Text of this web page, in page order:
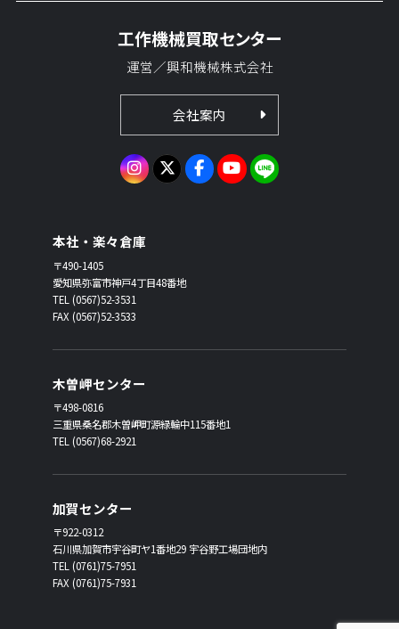
工作機械買取センター
運営／興和機械株式会社
会社案内
本社・楽々倉庫
〒490-1405
愛知県弥富市神戸4丁目48番地
TEL (0567)52-3531
FAX (0567)52-3533
木曽岬センター
〒498-0816
三重県桑名郡木曽岬町源緑輪中115番地1
TEL (0567)68-2921
加賀センター
〒922-0312
石川県加賀市宇谷町ヤ1番地29 宇谷野工場団地内
TEL (0761)75-7951
FAX (0761)75-7931